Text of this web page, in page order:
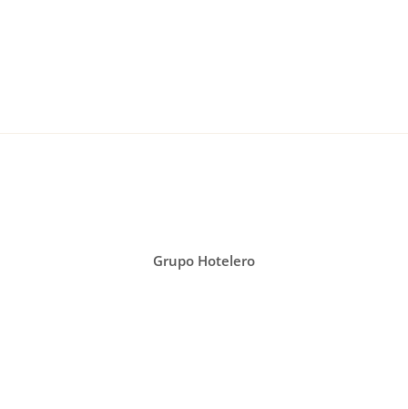
Grupo Hotelero